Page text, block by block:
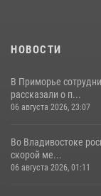
НОВОСТИ
В Приморье
рассказали о п...
06 августа 2026, 23:07
Во Владивостоке
скорой ме...
06 августа 2026, 01:11